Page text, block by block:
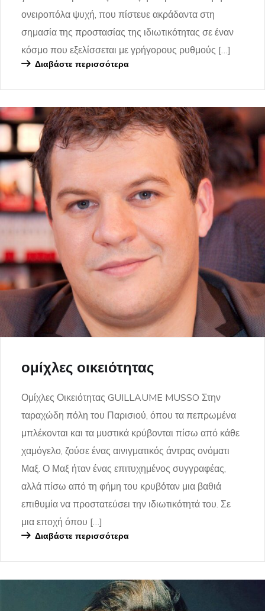
ονειροπόλα ψυχή, που πίστευε ακράδαντα στη
σημασία της προστασίας της ιδιωτικότητας σε έναν
κόσμο που εξελίσσεται με γρήγορους ρυθμούς […]
Διαβάστε περισσότερα
ομίχλες οικειότητας
Ομίχλες Οικειότητας GUILLAUME MUSSO Στην
ταραχώδη πόλη του Παρισιού, όπου τα πεπρωμένα
μπλέκονται και τα μυστικά κρύβονται πίσω από κάθε
χαμόγελο, ζούσε ένας αινιγματικός άντρας ονόματι
Μαξ. Ο Μαξ ήταν ένας επιτυχημένος συγγραφέας,
αλλά πίσω από τη φήμη του κρυβόταν μια βαθιά
επιθυμία να προστατεύσει την ιδιωτικότητά του. Σε
μια εποχή όπου […]
Διαβάστε περισσότερα